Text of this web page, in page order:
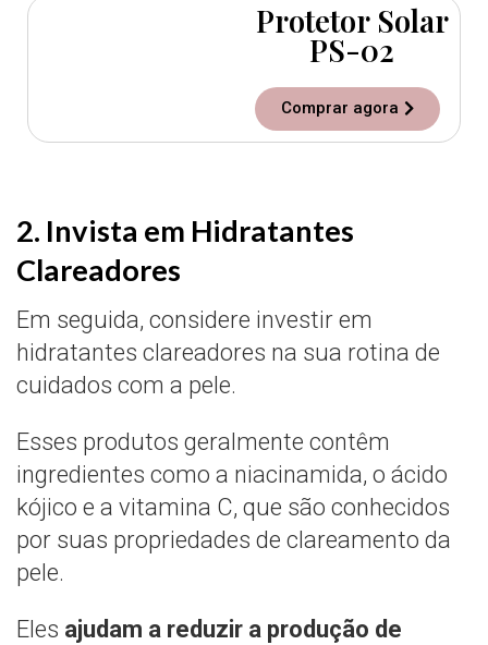
Protetor Solar
PS-02
Comprar agora
2. Invista em Hidratantes
Clareadores
Em seguida, considere investir em
hidratantes clareadores na sua rotina de
cuidados com a pele.
Esses produtos geralmente contêm
ingredientes como a niacinamida, o ácido
kójico e a vitamina C, que são conhecidos
por suas propriedades de clareamento da
pele.
Eles ajudam a reduzir a produção de